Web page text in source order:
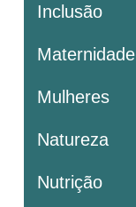
Inclusão
Maternidade
Mulheres
Natureza
Nutrição